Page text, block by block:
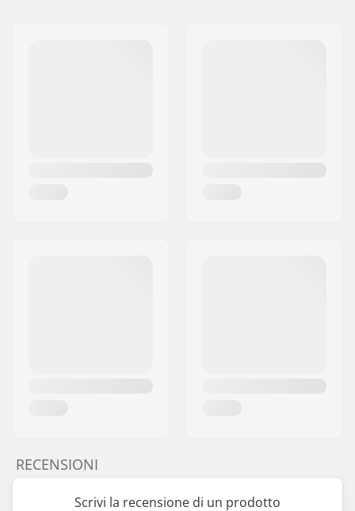
RECENSIONI
Scrivi la recensione di un prodotto